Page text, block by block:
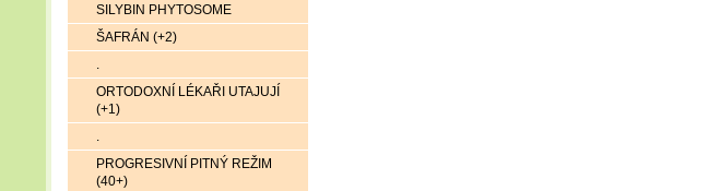
SILYBIN PHYTOSOME
ŠAFRÁN (+2)
.
ORTODOXNÍ LÉKAŘI UTAJUJÍ
(+1)
.
PROGRESIVNÍ PITNÝ REŽIM
(40+)